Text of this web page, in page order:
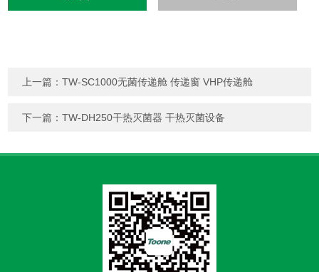
上一篇：TW-SC1000无菌传递舱 传递窗 VHP传递舱
下一篇：TW-DH250干热灭菌器 干热灭菌设备